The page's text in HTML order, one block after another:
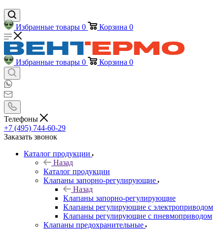
Избранные товары 0 Корзина 0
Избранные товары 0 Корзина 0
Телефоны
+7 (495) 744-60-29
Заказать звонок
Каталог продукции
Назад
Каталог продукции
Клапаны запорно-регулирующие
Назад
Клапаны запорно-регулирующие
Клапаны регулирующие с электроприводом
Клапаны регулирующие с пневмоприводом
Клапаны предохранительные